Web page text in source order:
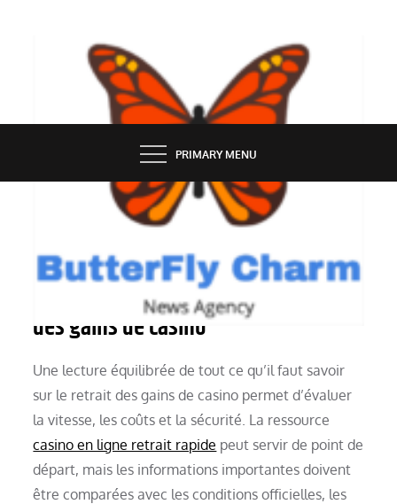
BUTTERFLY CHARM
PRIMARY MENU
Tout ce qu’il faut savoir sur le retrait
des gains de casino
Une lecture équilibrée de tout ce qu’il faut savoir
sur le retrait des gains de casino permet d’évaluer
la vitesse, les coûts et la sécurité. La ressource
casino en ligne retrait rapide peut servir de point de
départ, mais les informations importantes doivent
être comparées avec les conditions officielles, les